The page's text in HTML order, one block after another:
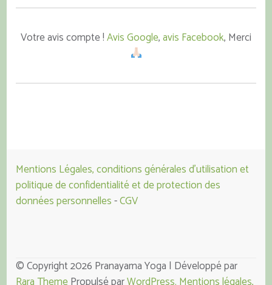
Votre avis compte !Avis Google,avis Facebook, Merci
Mentions Légales, conditions générales d'utilisation et
politique de confidentialité et de protection des
données personnelles-CGV
© Copyright 2026 Pranayama Yoga | Développé par